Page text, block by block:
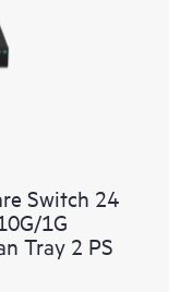
Switch 24
1G
Tray 2 PS